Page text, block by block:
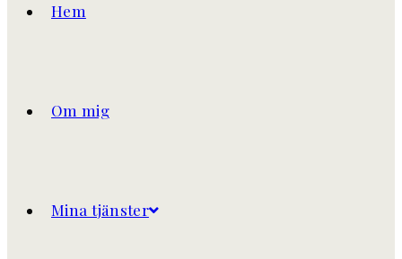
Hem
Om mig
Mina tjänster